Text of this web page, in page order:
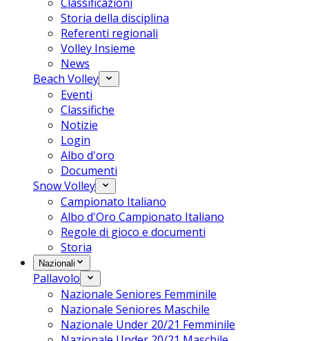
Storia della disciplina
Referenti regionali
Volley Insieme
News
Beach Volley
Eventi
Classifiche
Notizie
Login
Albo d'oro
Documenti
Snow Volley
Campionato Italiano
Albo d'Oro Campionato Italiano
Regole di gioco e documenti
Storia
Nazionali
Pallavolo
Nazionale Seniores Femminile
Nazionale Seniores Maschile
Nazionale Under 20/21 Femminile